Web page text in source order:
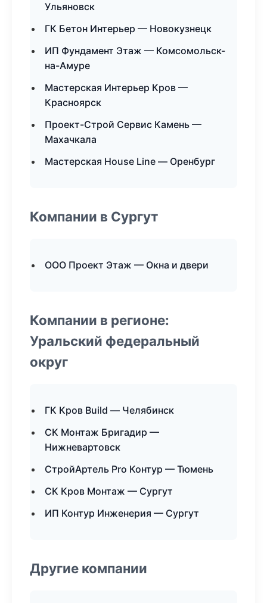
Ульяновск
ГК Бетон Интерьер — Новокузнецк
ИП Фундамент Этаж — Комсомольск-
на-Амуре
Мастерская Интерьер Кров —
Красноярск
Проект-Строй Сервис Камень —
Махачкала
Мастерская House Line — Оренбург
Компании в Сургут
ООО Проект Этаж — Окна и двери
Компании в регионе:
Уральский федеральный
округ
ГК Кров Build — Челябинск
СК Монтаж Бригадир —
Нижневартовск
СтройАртель Pro Контур — Тюмень
СК Кров Монтаж — Сургут
ИП Контур Инженерия — Сургут
Другие компании